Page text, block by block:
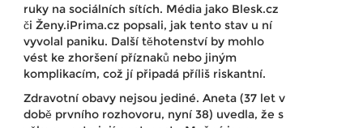
ruky na sociálních sítích. Média jako Blesk.cz
či Ženy.iPrima.cz popsali, jak tento stav u ní
vyvolal paniku. Další těhotenství by mohlo
vést ke zhoršení příznaků nebo jiným
komplikacím, což jí připadá příliš riskantní.
Zdravotní obavy nejsou jediné. Aneta (37 let v
době prvního rozhovoru, nyní 38) uvedla, že s